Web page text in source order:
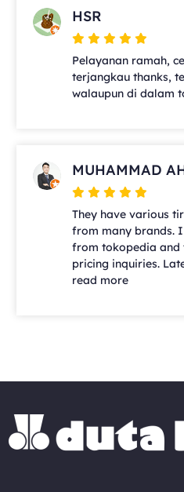
HSR
Pelayanan ramah,
terjangkau thanks,
walaupun di dalam
MUHAMMAD
They have various
from many brands.
from tokopedia and
pricing inquiries.
read more